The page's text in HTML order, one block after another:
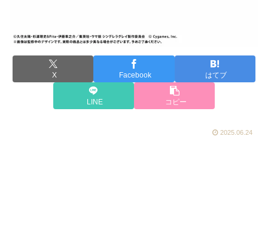
X Facebook はてブ
LINE コピー
2025.06.24